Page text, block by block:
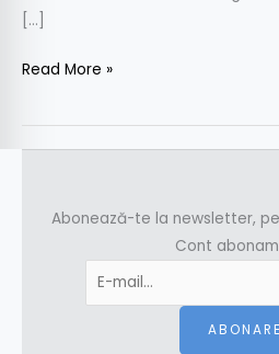
[…]
Read More »
Abonează-te la newsletter,
Cont
ABONARE